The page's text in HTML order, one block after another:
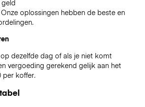
Onze oplossingen hebben de beste en
dezelfde dag of als je niet komt
vergoeding gerekend gelijk aan het
per koffer.